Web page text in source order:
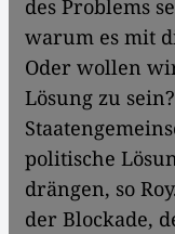
des Problems
warum es mit
Oder wollen
Lösung zu
politische
drängen, so
der Blockade,